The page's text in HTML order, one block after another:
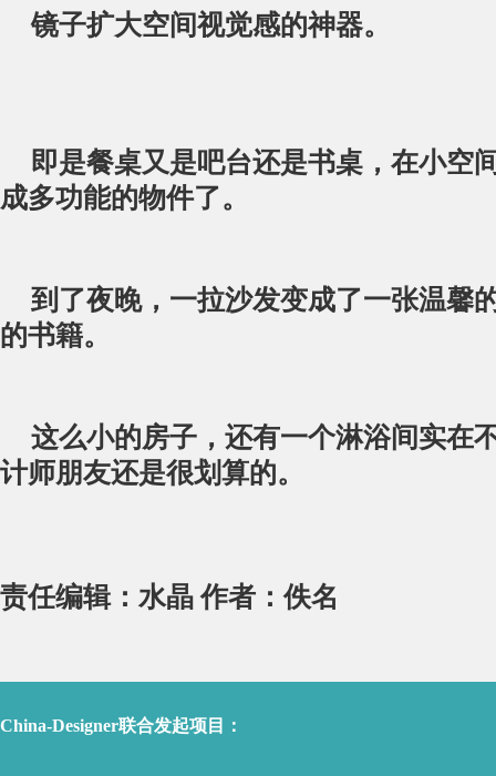
镜子扩大空间视觉感的神器。
即是餐桌又是吧台还是书桌，在小空
成多功能的物件了。
到了夜晚，一拉沙发变成了一张温馨
的书籍。
这么小的房子，还有一个淋浴间实在
计师朋友还是很划算的。
责任编辑：水晶 作者：佚名
China-Designer联合发起项目：